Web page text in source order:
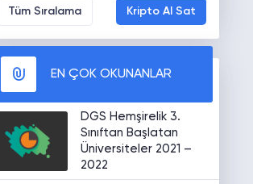
Tüm Sıralama Kripto Al Sat
EN ÇOK OKUNANLAR
DGS Hemşirelik 3.
Sınıftan Başlatan
Üniversiteler 2021 –
2022